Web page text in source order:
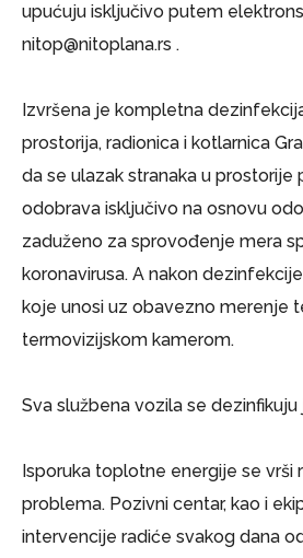
upućuju isključivo putem
nitop@nitoplana.rs .
Izvršena je kompletna
prostorija, radionica i kotlarnica
da se ulazak stranaka u prostorije
odobrava isključivo na osnovu
zaduženo za sprovođenje mera
koronavirusa. A nakon
koje unosi uz obavezno merenje
termovizijskom kamerom.
Sva službena vozila se
Isporuka toplotne energije se vrši
problema. Pozivni centar, kao i
intervencije radiće svakog dana